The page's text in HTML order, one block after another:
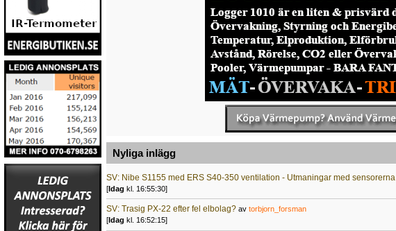
Nyliga inlägg
SV: Nibe S1155 med ERS S40-350 ventilation - Utmaningar med sensorerna
[Idag kl. 16:55:30]
SV: Trasig PX-22 efter fel elbolag? av torbjorn_forsman
[ Idag kl. 16:52:15]